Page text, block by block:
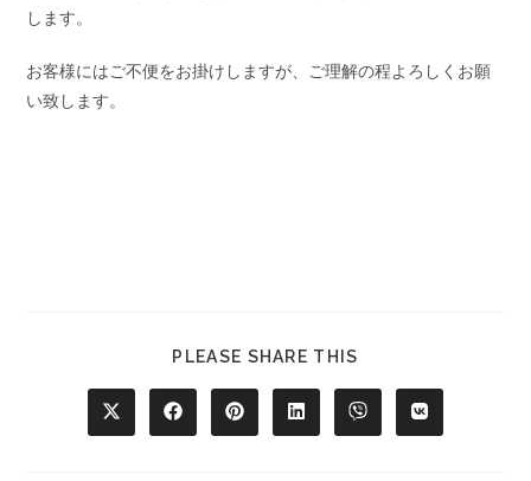
します。
お客様にはご不便をお掛けしますが、ご理解の程よろしくお願
い致します。
PLEASE SHARE THIS